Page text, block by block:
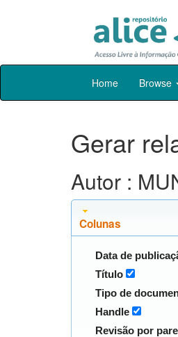
Skip
Home Browse
Gerar
Autor :
Colunas
Data de
Título
Tipo de
Handle
Revisão por